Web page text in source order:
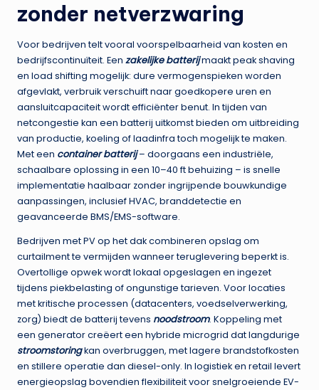
zonder netverzwaring
Voor bedrijven telt vooral voorspelbaarheid van kosten en
bedrijfscontinuïteit. Een zakelijke batterijmaakt peak shaving
en load shifting mogelijk: dure vermogenspieken worden
afgevlakt, verbruik verschuift naar goedkopere uren en
aansluitcapaciteit wordt efficiënter benut. In tijden van
netcongestie kan een batterij uitkomst bieden om uitbreiding
van productie, koeling of laadinfra toch mogelijk te maken.
Met een container batterij– doorgaans een industriële,
schaalbare oplossing in een 10–40 ft behuizing – is snelle
implementatie haalbaar zonder ingrijpende bouwkundige
aanpassingen, inclusief HVAC, branddetectie en
geavanceerde BMS/EMS-software.
Bedrijven met PV op het dak combineren opslag om
curtailment te vermijden wanneer teruglevering beperkt is.
Overtollige opwek wordt lokaal opgeslagen en ingezet
tijdens piekbelasting of ongunstige tarieven. Voor locaties
met kritische processen (datacenters, voedselverwerking,
zorg) biedt de batterij tevens noodstroom. Koppeling met
een generator creëert een hybride microgrid dat langdurige
stroomstoringkan overbruggen, met lagere brandstofkosten
en stillere operatie dan diesel-only. In logistiek en retail levert
energieopslag bovendien flexibiliteit voor snelgroeiende EV-